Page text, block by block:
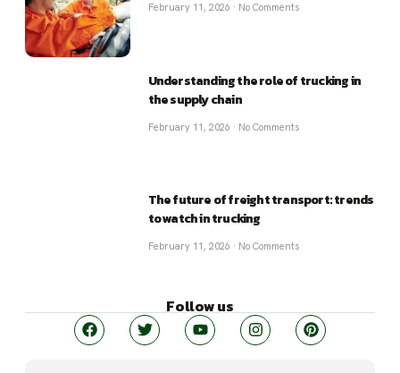
February 11, 2026 No Comments
Understanding the role of trucking in
the supply chain
February 11, 2026 No Comments
The future of freight transport: trends
to watch in trucking
February 11, 2026 No Comments
Follow us